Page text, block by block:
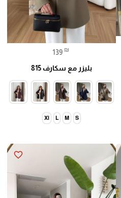
🎓
139 ₪
بليزر مع سكارف 815
S
M
L
Xl
favorite_border